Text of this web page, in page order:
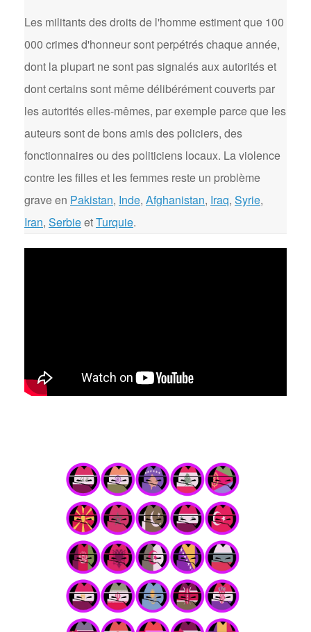
Les militants des droits de l'homme estiment que 100
000 crimes d'honneur sont perpétrés chaque année,
dont la plupart ne sont pas signalés aux autorités et
dont certains sont même délibérément couverts par
les autorités elles-mêmes, par exemple parce que les
auteurs sont de bons amis des policiers, des
fonctionnaires ou des politiciens locaux. La violence
contre les filles et les femmes reste un problème
grave en Pakistan, Inde, Afghanistan, Iraq, Syrie,
Iran, SerbieetTurquie.